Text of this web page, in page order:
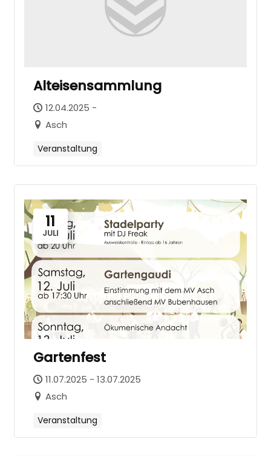
Alteisensammlung
12.04.2025 -
Asch
Veranstaltung
11
JULI
Gartenfest
11.07.2025 - 13.07.2025
Asch
Veranstaltung